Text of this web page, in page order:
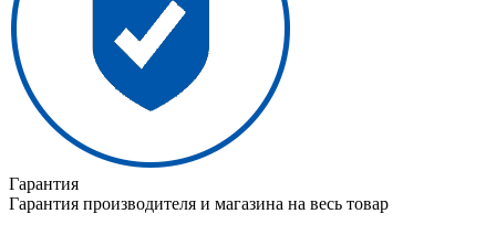
Гарантия
Гарантия производителя и магазина на весь товар